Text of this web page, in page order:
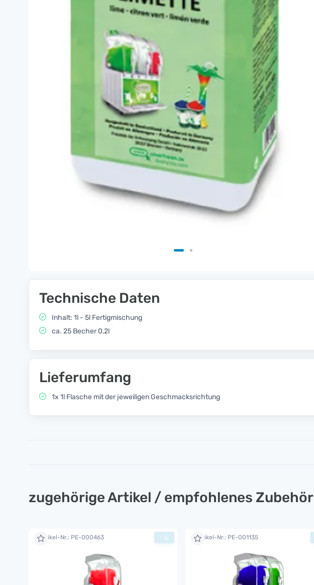
Technische Daten
Inhalt: 1l - 5l Fertigmischung
ca. 25 Becher 0,2l
Lieferumfang
1x 1l Flasche mit der jeweiligen Geschmacksrichtung
zugehörige Artikel / empfohlenes Zubehör
Artikel-Nr.: PE-000463 + Artikel-Nr.: PE-001135